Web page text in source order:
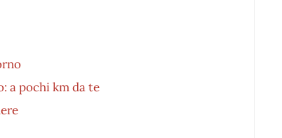
a pochi km da te